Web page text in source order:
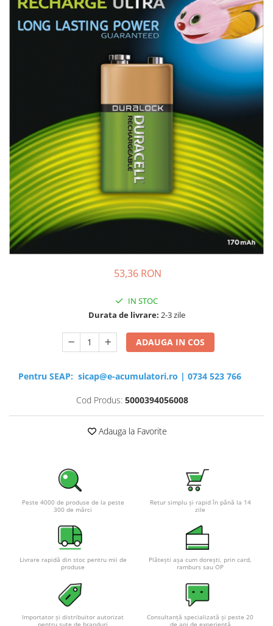
Sisteme de management (BMS)
Redresoare, incarcatoare si testere
Redresoare auto, moto, barci si
53,36 RON
IN STOC
Durata de livrare: 2-3 zile
ADAUGA IN COS
Pentru SEAP: sicap@e-acumulatori.ro | 0734 523 766
Cod Produs: 5000394056008
Adauga la Favorite
Peste 4000 de produse de la peste
300 de mărci
Retur simplu și rapid în până la 14
zile
Livrare rapidă din stoc pentru mii de
produse
Plătești așa cum dorești, prin card,
ramburs sau OP
Importator și distribuitor autorizat
pentru sute de branduri
Consultanță specializată și peste 20
de ani de experiență